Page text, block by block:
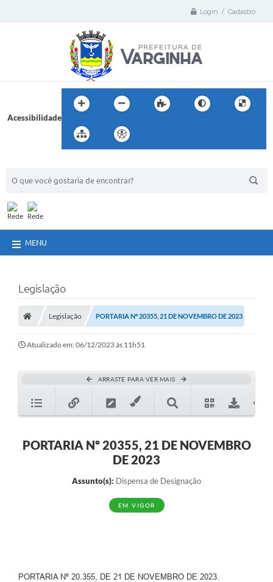
Login / Cadastro
Acessibilidade
MENU
Legislação
Legislação PORTARIA Nº 20355, 21 DE NOVEMBRO DE 2023
Atualizado em: 06/12/2023 às 11h51
ARRASTE PARA VER MAIS
PORTARIA Nº 20355, 21 DE NOVEMBRO
DE 2023
Assunto(s): Dispensa de Designação
EM VIGOR
PORTARIA Nº 20.355, DE 21 DE NOVEMBRO DE 2023.